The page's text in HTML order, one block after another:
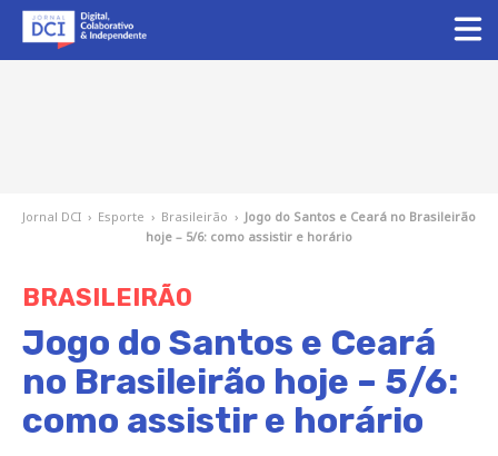
Jornal DCI › Esporte › Brasileirão › Jogo do Santos e Ceará no Brasileirão
hoje – 5/6: como assistir e horário
BRASILEIRÃO
Jogo do Santos e Ceará
no Brasileirão hoje – 5/6:
como assistir e horário